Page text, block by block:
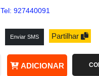
Tel: 927440091
Enviar SMS Partilhar
ADICIONAR